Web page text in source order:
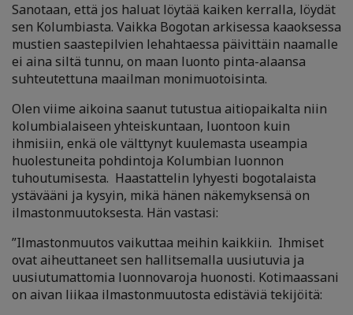
Sanotaan, että jos haluat löytää kaiken kerralla, löydät
sen Kolumbiasta. Vaikka Bogotan arkisessa kaaoksessa
mustien saastepilvien lehahtaessa päivittäin naamalle
ei aina siltä tunnu, on maan luonto pinta-alaansa
suhteutettuna maailman monimuotoisinta.
Olen viime aikoina saanut tutustua aitiopaikalta niin
kolumbialaiseen yhteiskuntaan, luontoon kuin
ihmisiin, enkä ole välttynyt kuulemasta useampia
huolestuneita pohdintoja Kolumbian luonnon
tuhoutumisesta. Haastattelin lyhyesti bogotalaista
ystävääni ja kysyin, mikä hänen näkemyksensä on
ilmastonmuutoksesta. Hän vastasi:
”Ilmastonmuutos vaikuttaa meihin kaikkiin. Ihmiset
ovat aiheuttaneet sen hallitsemalla uusiutuvia ja
uusiutumattomia luonnovaroja huonosti. Kotimaassani
on aivan liikaa ilmastonmuutosta edistäviä tekijöitä: